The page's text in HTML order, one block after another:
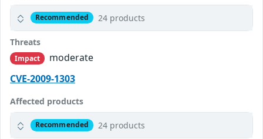
Recommended 24 products
Threats
Impact
moderate
CVE-2009-1303
Affected products
Recommended 24 products